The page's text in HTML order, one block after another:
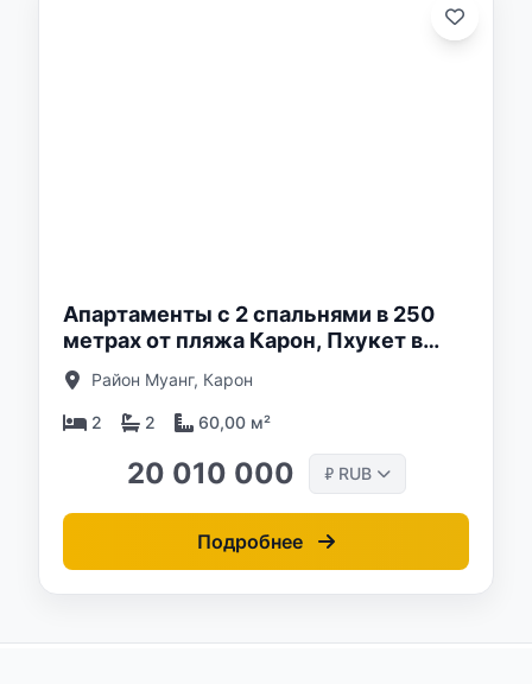
Апартаменты с 2 спальнями в 250
метрах от пляжа Карон, Пхукет в
комплексе VIBE Residence
Район Муанг, Карон
2 2 60,00 м²
20 010 000 ₽ RUB
Подробнее